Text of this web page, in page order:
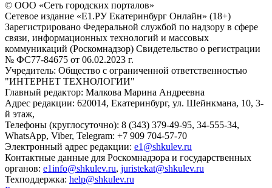
© ООО «Сеть городских порталов»
Сетевое издание «Е1.РУ Екатеринбург Онлайн» (18+)
Зарегистрировано Федеральной службой по надзору в сфере
связи, информационных технологий и массовых
коммуникаций (Роскомнадзор) Свидетельство о регистрации
№ ФС77-84675 от 06.02.2023 г.
Учредитель: Общество с ограниченной ответственностью
"ИНТЕРНЕТ ТЕХНОЛОГИИ"
Главный редактор: Малкова Марина Андреевна
Адрес редакции: 620014, Екатеринбург, ул. Шейнкмана, 10, 3-
й этаж,
Телефоны (круглосуточно): 8 (343) 379-49-95, 34-555-34,
WhatsApp, Viber, Telegram: +7 909 704-57-70
Электронный адрес редакции: e1@shkulev.ru
Контактные данные для Роскомнадзора и государственных
органов: e1info@shkulev.ru, juristekat@shkulev.ru
Техподдержка: help@shkulev.ru